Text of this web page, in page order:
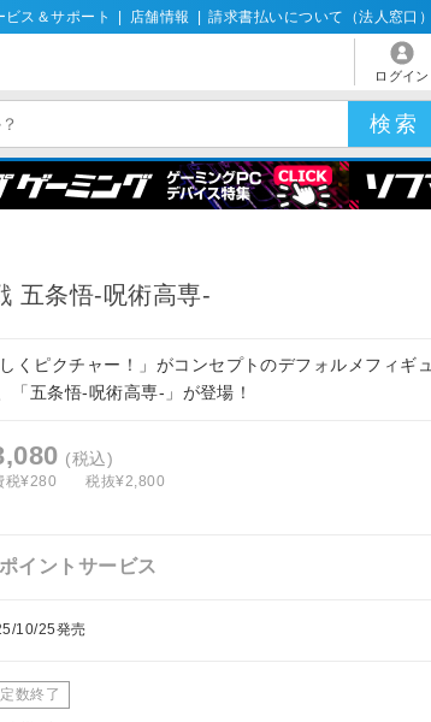
ビス＆サポート 店舗情報 請求書払いについて（法人窓口）
ログイン
五条悟-呪術高専-
くピクチャー！」がコンセプトのデフォルメフィギュ
「五条悟-呪術高専-」が登場！
(税込)
税¥280 税抜¥2,800
イントサービス
10/25発売
数終了